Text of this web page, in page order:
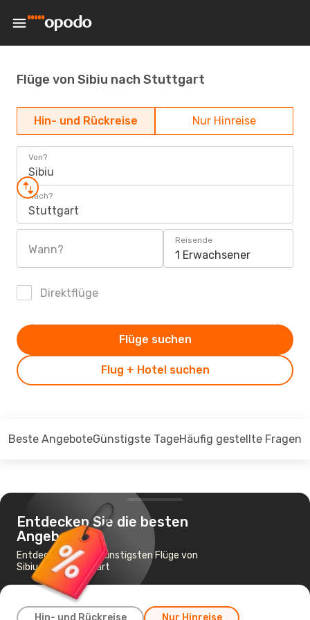
Flüge von Sibiu nach Stuttgart
Hin- und Rückreise Nur Hinreise
Von?
Sibiu
Nach?
Stuttgart
Wann?
Reisende
1 Erwachsener
Direktflüge
Flug + Hotel suchen
Flüge suchen
Beste AngeboteGünstigste TageHäufig gestellte Fragen
Entdecken Sie die besten
Angebote
Entdecken Sie die günstigsten Flüge von
Sibiu nach Stuttgart
Hin- und Rückreise Nur Hinreise